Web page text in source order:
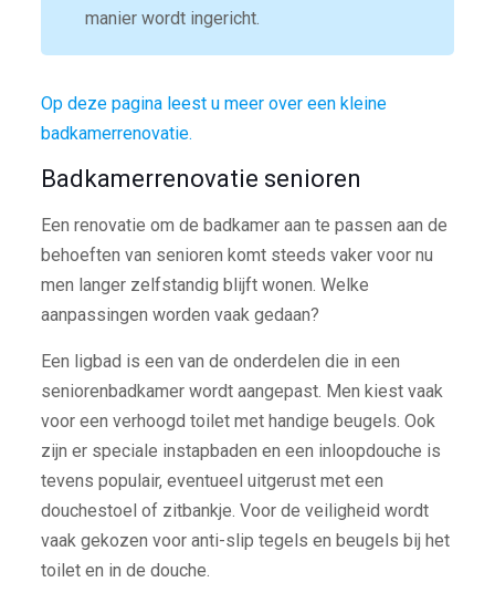
manier wordt ingericht.
Op deze pagina leest u meer over een kleine
badkamerrenovatie.
Badkamerrenovatie senioren
Een renovatie om de badkamer aan te passen aan de
behoeften van senioren komt steeds vaker voor nu
men langer zelfstandig blijft wonen. Welke
aanpassingen worden vaak gedaan?
Een ligbad is een van de onderdelen die in een
seniorenbadkamer wordt aangepast. Men kiest vaak
voor een verhoogd toilet met handige beugels. Ook
zijn er speciale instapbaden en een inloopdouche is
tevens populair, eventueel uitgerust met een
douchestoel of zitbankje. Voor de veiligheid wordt
vaak gekozen voor anti-slip tegels en beugels bij het
toilet en in de douche.